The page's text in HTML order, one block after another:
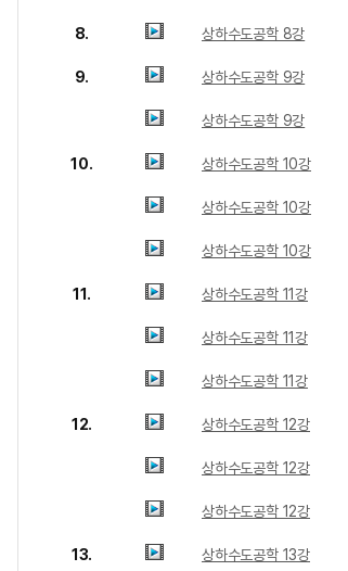
8. 상하수도공학 8강
9. 상하수도공학 9강
상하수도공학 9강
10. 상하수도공학 10강
상하수도공학 10강
상하수도공학 10강
11. 상하수도공학 11강
상하수도공학 11강
상하수도공학 11강
12. 상하수도공학 12강
상하수도공학 12강
상하수도공학 12강
13. 상하수도공학 13강